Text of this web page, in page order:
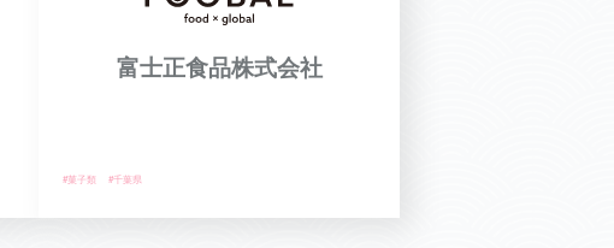
富士正食品株式会社
#菓子類 #千葉県